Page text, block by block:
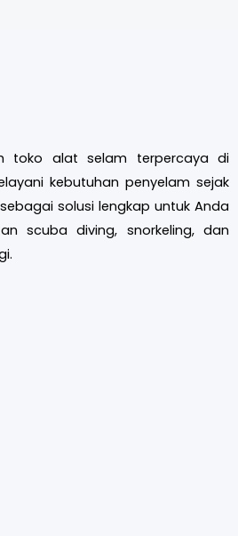
toko alat selam terpercaya di
kebutuhan penyelam sejak
solusi lengkap untuk Anda
scuba diving, snorkeling, dan